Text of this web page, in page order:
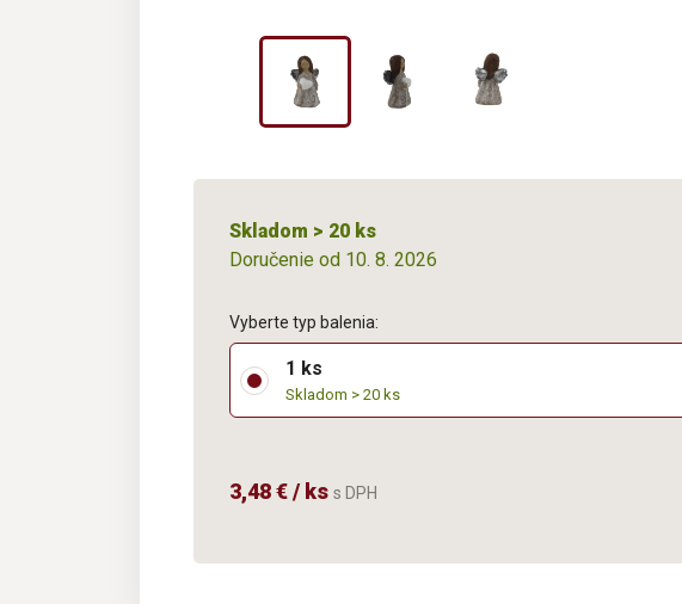
Skladom > 20 ks
Doručenie od 10. 8. 2026
Vyberte typ balenia:
1 ks
Skladom > 20 ks
3,48 € / ks s DPH